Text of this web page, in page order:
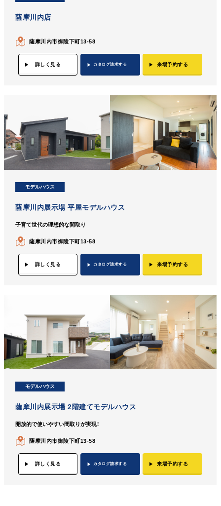
薩摩川内店
薩摩川内市御陵下町13-58
詳しく見る カタログ請求する 来場予約する
薩摩川内展示場 平屋モデルハウス
モデルハウス
子育て世代の理想的な間取り
薩摩川内市御陵下町13-58
詳しく見る カタログ請求する 来場予約する
薩摩川内展示場 2階建てモデルハウス
モデルハウス
開放的で使いやすい間取りが実現！
薩摩川内市御陵下町13-58
詳しく見る カタログ請求する 来場予約する